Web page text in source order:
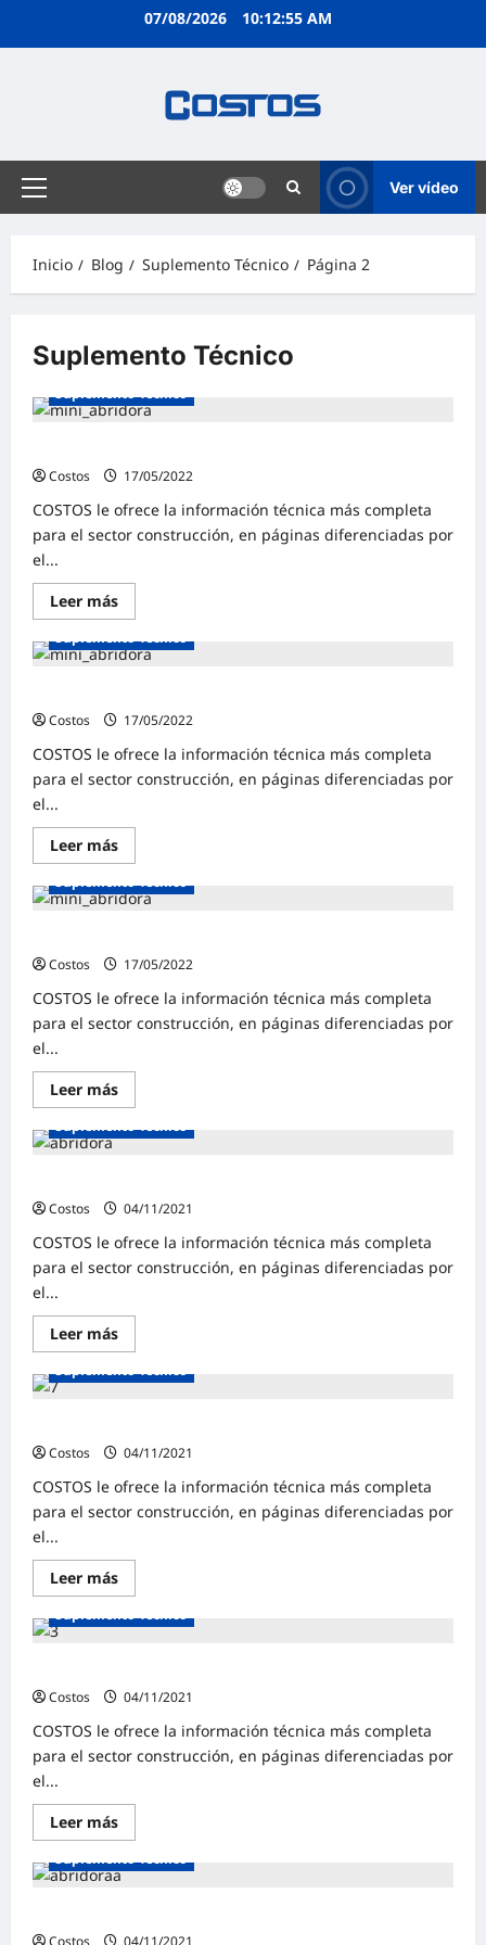
07/08/2026 10:12:55 AM
Ver vídeo
Inicio Blog Suplemento Técnico Página 2
Suplemento Técnico
Suplemento Técnico
Costos
17/05/2022
COSTOS le ofrece la información técnica más completa
para el sector construcción, en páginas diferenciadas por
el...
Leer más
Suplemento Técnico
Costos
17/05/2022
COSTOS le ofrece la información técnica más completa
para el sector construcción, en páginas diferenciadas por
el...
Leer más
Suplemento Técnico
Costos
17/05/2022
COSTOS le ofrece la información técnica más completa
para el sector construcción, en páginas diferenciadas por
el...
Leer más
Suplemento Técnico
Costos
04/11/2021
COSTOS le ofrece la información técnica más completa
para el sector construcción, en páginas diferenciadas por
el...
Leer más
Suplemento Técnico
Costos
04/11/2021
COSTOS le ofrece la información técnica más completa
para el sector construcción, en páginas diferenciadas por
el...
Leer más
Suplemento Técnico
Costos
04/11/2021
COSTOS le ofrece la información técnica más completa
para el sector construcción, en páginas diferenciadas por
el...
Leer más
Suplemento Técnico
Costos
04/11/2021